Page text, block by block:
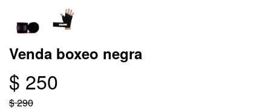
Venda boxeo negra
$ 250
$ 290